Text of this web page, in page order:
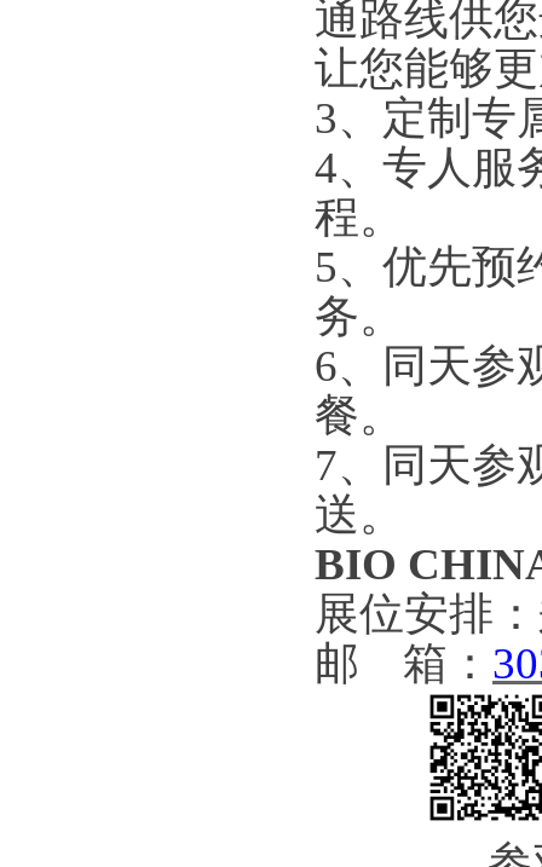
通路线供
让您能够
3、 定制专
4、 专人服
程。
5、 优先预
务。
6、
同天参
餐。
7、
同天参
送。
BIO
展位安排
邮
箱：